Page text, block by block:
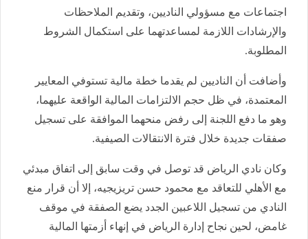
اجتماعات مع مسؤولي الناديين، وتقديم الملاحظات
والإرشادات اللازمة لمساعدتهما على استكمال الشروط
المطلوبة.
وأضافت أن الناديين لم يقدما خطة مالية تستوفي المعايير
المعتمدة، في ظل حجم الالتزامات المالية الواقعة عليهما،
وهو ما دفع اللجنة إلى رفض منحهما الموافقة على تسجيل
صفقات جديدة خلال فترة الانتقالات الصيفية.
وكان نادي الرياض قد توصل في وقت سابق إلى اتفاق مبدئي
مع الأهلي للتعاقد مع محمود حسن تريزيجيه، إلا أن قرار منع
النادي من تسجيل اللاعبين الجدد يضع الصفقة في موقف
غامض، لحين نجاح إدارة الرياض في إنهاء أزمتها المالية